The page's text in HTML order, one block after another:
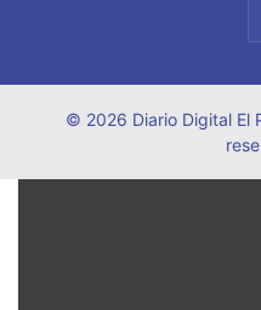
© 2026 Diario Digital El